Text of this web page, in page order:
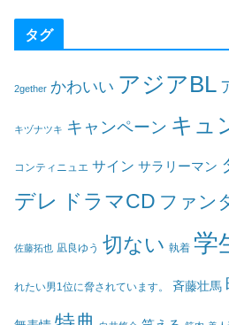
タグ
2gether かわいい アジアBL
キヅナツキ キャンペーン キュ
コンティニュエ サイン サラリーマン
デレ
ドラマCD ファン
佐藤拓也 凪良ゆう 切ない 執着 学
れたい男1位に脅されています。 斉藤壮馬